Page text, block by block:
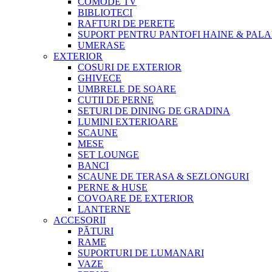
BIBLIOTECI
RAFTURI DE PERETE
SUPORT PENTRU PANTOFI HAINE &
UMERASE
EXTERIOR
COSURI DE EXTERIOR
GHIVECE
UMBRELE DE SOARE
CUTII DE PERNE
SETURI DE DINING DE GRADINA
LUMINI EXTERIOARE
SCAUNE
MESE
SET LOUNGE
BANCI
SCAUNE DE TERASA & SEZLONGURI
PERNE & HUSE
COVOARE DE EXTERIOR
LANTERNE
ACCESORII
PĂTURI
RAME
SUPORTURI DE LUMANARI
VAZE